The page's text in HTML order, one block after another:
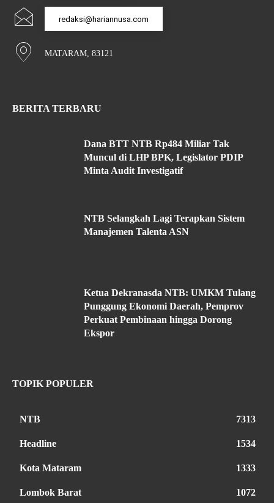
redaksi@hariannusa.com
MATARAM, 83121
BERITA TERBARU
Dana BTT NTB Rp484 Miliar Tak
Muncul di LHP BPK, Legislator PDIP
Minta Audit Investigatif
NTB Selangkah Lagi Terapkan Sistem
Manajemen Talenta ASN
Ketua Dekranasda NTB: UMKM Tulang
Punggung Ekonomi Daerah, Pemprov
Perkuat Pembinaan hingga Dorong
Ekspor
TOPIK POPULER
NTB 7313
Headline 1534
Kota Mataram 1333
Lombok Barat 1072